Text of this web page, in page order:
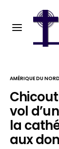
AMÉRIQUE DU
vol
la
aux